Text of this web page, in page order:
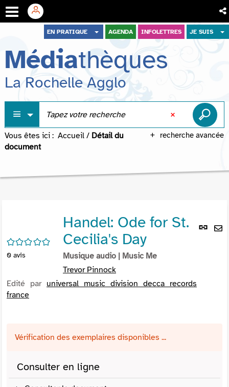
menu
contenu
recherche
EN PRATIQUE AGENDA INFOLETTRES JE SUIS
Médiathèques
La Rochelle Agglo
recherche avancée
Vous êtes ici : Accueil / Détail du
document
Lien
/5
0 avis
Handel: Ode for St.
Cecilia's Day
Musique audio | Music Me
Trevor Pinnock
Edité par universal music division decca records
france
Vérification des exemplaires disponibles ...
Consulter en ligne